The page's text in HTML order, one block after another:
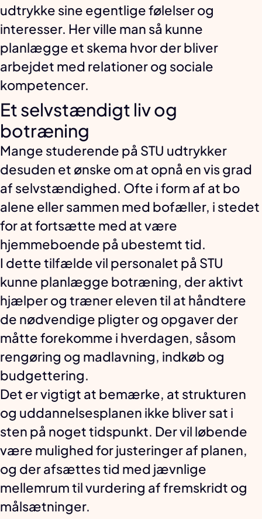
udtrykke sine egentlige følelser og
interesser. Her ville man så kunne
planlægge et skema hvor der bliver
arbejdet med relationer og sociale
kompetencer.
Et selvstændigt liv og
botræning
Mange studerende på STU udtrykker
desuden et ønske om at opnå en vis grad
af selvstændighed. Ofte i form af at bo
alene eller sammen med bofæller, i stedet
for at fortsætte med at være
hjemmeboende på ubestemt tid.
I dette tilfælde vil personalet på STU
kunne planlægge botræning, der aktivt
hjælper og træner eleven til at håndtere
de nødvendige pligter og opgaver der
måtte forekomme i hverdagen, såsom
rengøring og madlavning, indkøb og
budgettering.
Det er vigtigt at bemærke, at strukturen
og uddannelsesplanen ikke bliver sat i
sten på noget tidspunkt. Der vil løbende
være mulighed for justeringer af planen,
og der afsættes tid med jævnlige
mellemrum til vurdering af fremskridt og
målsætninger.